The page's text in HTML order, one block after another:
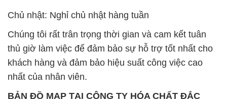
Chủ nhật: Nghỉ chủ nhật hàng tuần
Chúng tôi rất trân trọng thời gian và cam kết tuân
thủ giờ làm việc để đảm bảo sự hỗ trợ tốt nhất cho
khách hàng và đảm bảo hiệu suất công việc cao
nhất của nhân viên.
BẢN ĐỒ MAP TẠI CÔNG TY HÓA CHẤT ĐẮC